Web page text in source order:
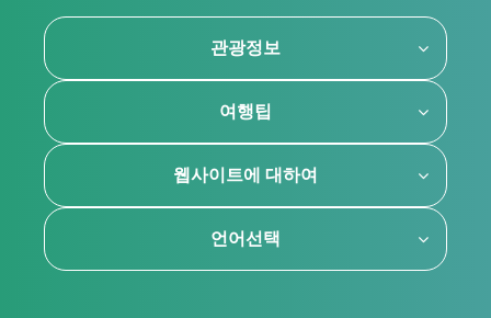
관광정보
여행팁
웹사이트에 대하여
언어선택